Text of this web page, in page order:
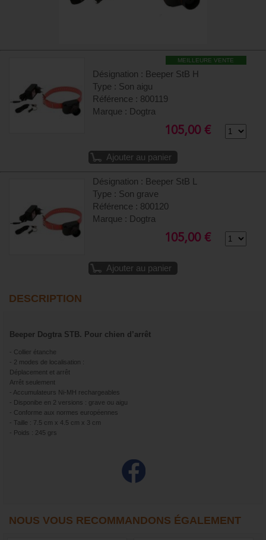
MEILLEURE VENTE
Désignation : Beeper StB H
Type : Son aigu
Référence : 800119
Marque : Dogtra
105,00 €
Ajouter au panier
Désignation : Beeper StB L
Type : Son grave
Référence : 800120
Marque : Dogtra
105,00 €
Ajouter au panier
DESCRIPTION
Beeper Dogtra STB. Pour chien d’arrêt
- Collier étanche
- 2 modes de localisation :
Déplacement et arrêt
Arrêt seulement
- Accumulateurs Ni-MH rechargeables
- Disponibe en 2 versions : grave ou aigu
- Conforme aux normes européennes
- Taille : 7.5 cm x 4.5 cm x 3 cm
- Poids : 245 grs
NOUS VOUS RECOMMANDONS ÉGALEMENT